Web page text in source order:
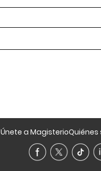
Únete a MagisterioQuiénes